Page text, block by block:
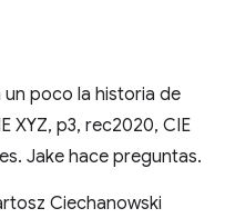
un poco la historia de
XYZ, p3, rec2020, CIE
Jake hace preguntas.
Ciechanowski